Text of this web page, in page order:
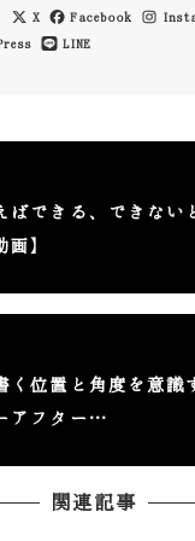
X Facebook
LINE
ばできる、できない
画】
く位置と角度を意識
アフター…
関連記事